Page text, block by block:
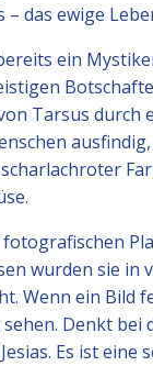
das ewige
ein
Tarsus
wurden sie
Wenn ein Bild
Denkt bei
Es ist